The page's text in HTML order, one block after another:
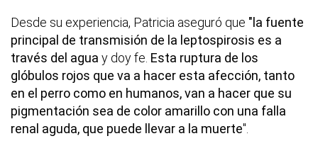
Desde su experiencia, Patricia aseguró que "la fuente
principal de transmisión de la leptospirosis es a
través del agua y doy fe. Esta ruptura de los
glóbulos rojos que va a hacer esta afección, tanto
en el perro como en humanos, van a hacer que su
pigmentación sea de color amarillo con una falla
renal aguda, que puede llevar a la muerte".